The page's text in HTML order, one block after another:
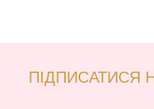
ПІДПИСАТИСЯ